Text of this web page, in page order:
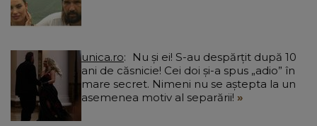
unica.ro
ani de căsnicie! Cei doi și-a spus „adio” în
mare secret. Nimeni nu se aștepta la un
asemenea motiv al separării!